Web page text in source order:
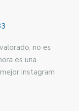
no es
es una
instagram